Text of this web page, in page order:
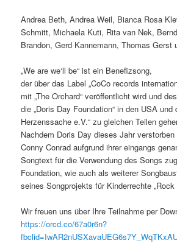
Andrea Beth, Andrea Weil, Bianca Rosa
Schmitt, Michaela Kuti, Rita van Nek,
Brandon, Gerd Kannemann, Thomas Gerst
„We are we‘ll be“ ist ein Benefizsong,
der über das Label „CoCo records
mit „The Orchard“ veröffentlicht wird und
die „Doris Day Foundation“ in den USA und
Herzenssache e.V.“ zu gleichen Teilen
Nachdem Doris Day dieses Jahr
Conny Conrad aufgrund ihrer eingangs
Songtext für die Verwendung des Songs
Foundation, wie auch als weiterer
seines Songprojekts für Kinderrechte „Rock
Wir freuen uns über Ihre Teilnahme per
https://orcd.co/67a0r6n?